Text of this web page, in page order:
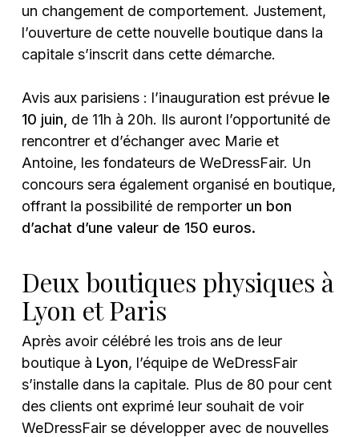
un changement de comportement. Justement,
l’ouverture de cette nouvelle boutique dans la
capitale s’inscrit dans cette démarche.
Avis aux parisiens : l’inauguration est prévue le
10 juin, de 11h à 20h. Ils auront l’opportunité de
rencontrer et d’échanger avec Marie et
Antoine, les fondateurs de WeDressFair. Un
concours sera également organisé en boutique,
offrant la possibilité de remporter un bon
d’achat d’une valeur de 150 euros.
Deux boutiques physiques à
Lyon et Paris
Après avoir célébré les trois ans de leur
boutique à Lyon, l’équipe de WeDressFair
s’installe dans la capitale. Plus de 80 pour cent
des clients ont exprimé leur souhait de voir
WeDressFair se développer avec de nouvelles